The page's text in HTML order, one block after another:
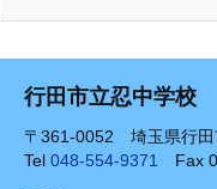
行田市立忍中学校
〒361-0052 埼玉県行田
Tel 048-554-9371 Fax